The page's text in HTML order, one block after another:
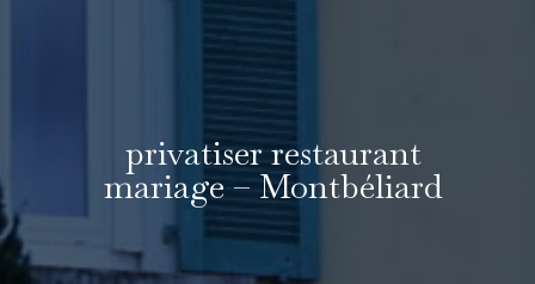
privatiser restaurant
mariage – Montbéliard